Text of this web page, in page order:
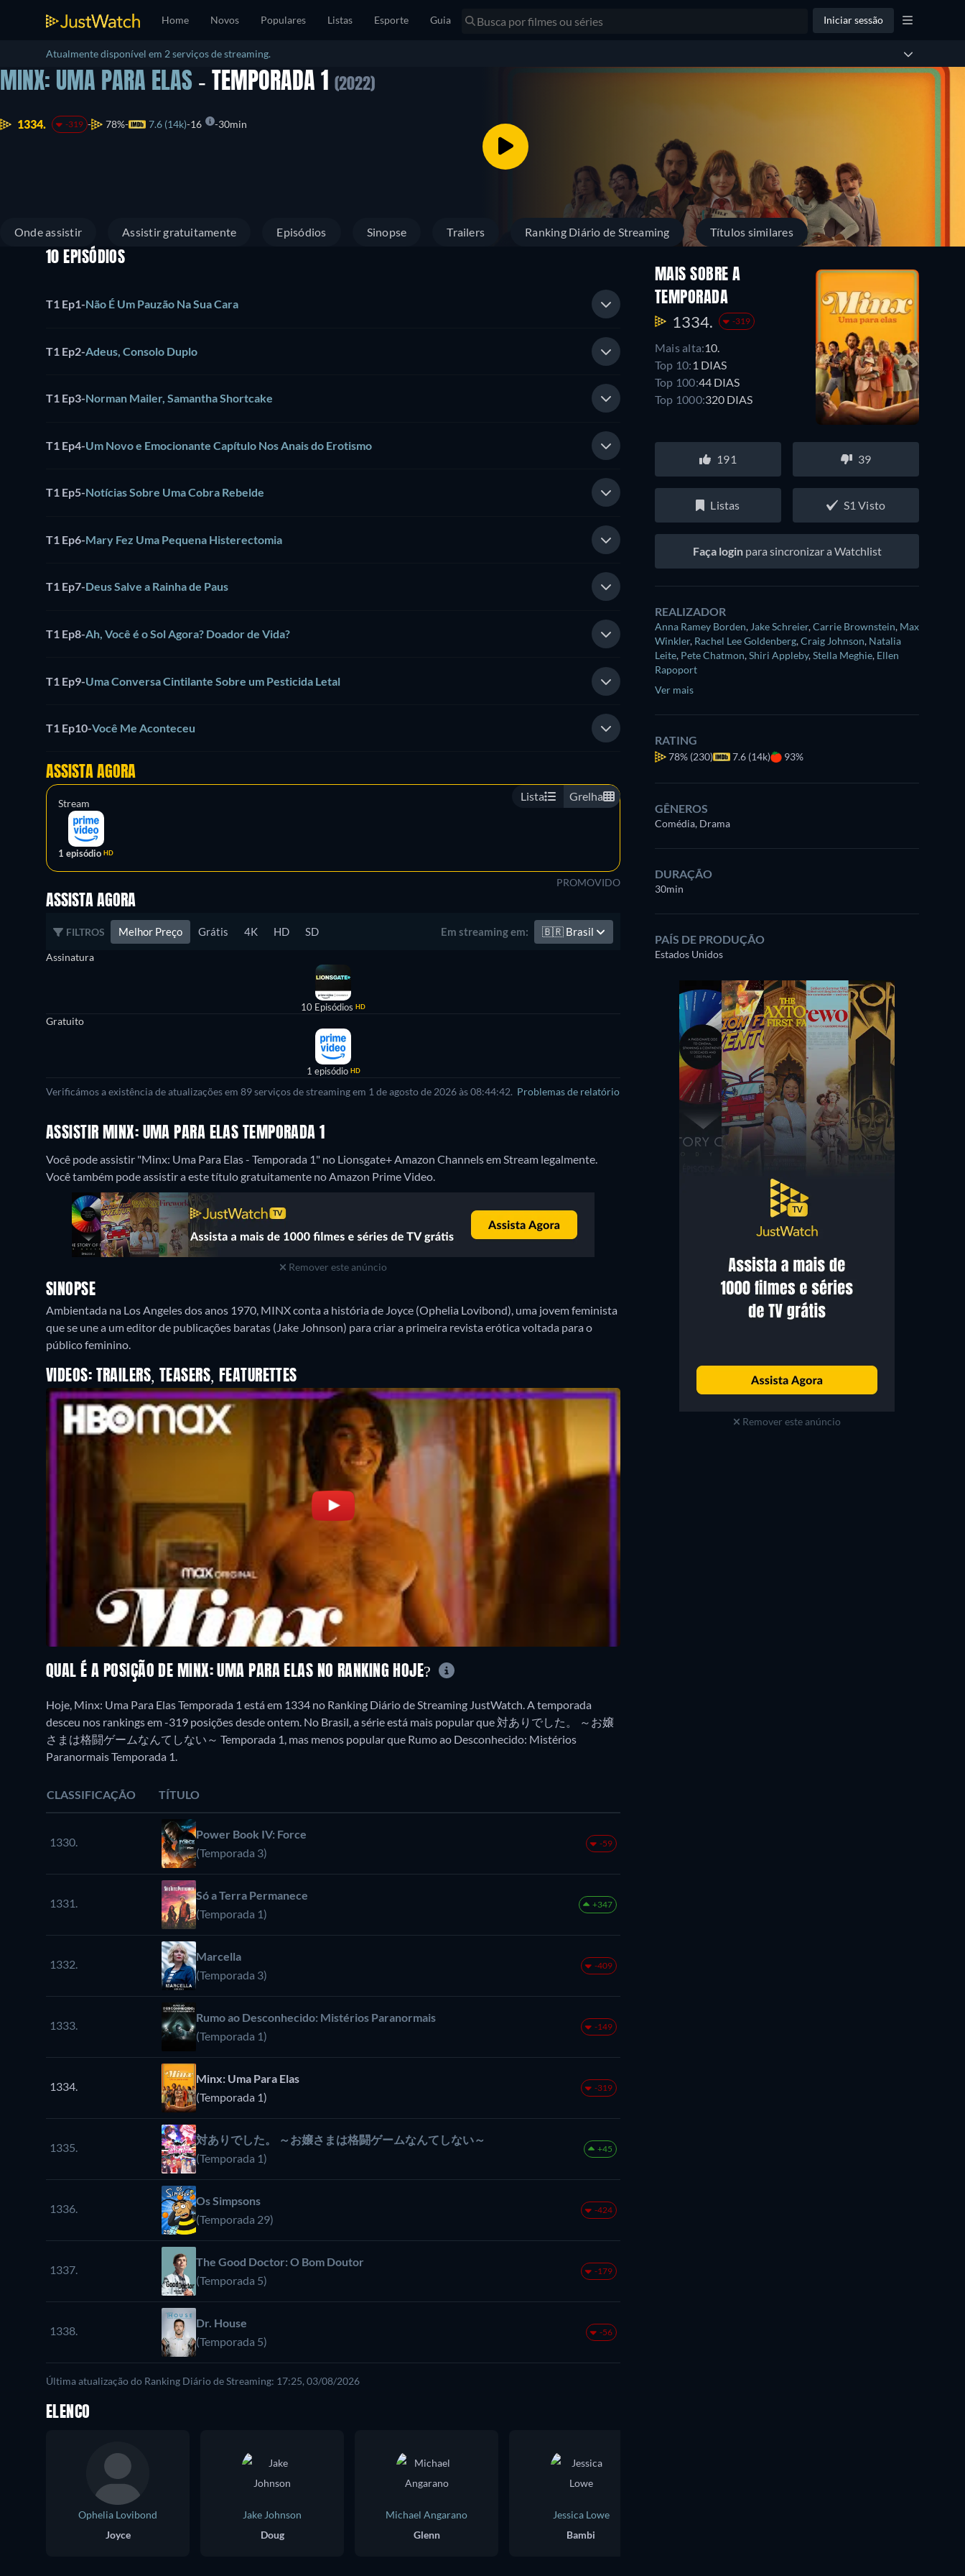
Home Novos Populares Listas Esporte Guia Iniciar sessão
Atualmente disponível em 2 serviços de streaming.
MINX: UMA PARA ELAS - TEMPORADA 1 (2022)
1334. -319 78% 7.6 (14k) 16 30min
Onde assistir Assistir gratuitamente Episódios Sinopse Trailers Ranking Diário de Streaming Títulos similares
10 EPISÓDIOS
T1 Ep1-Não É Um Pauzão Na Sua Cara
T1 Ep2-Adeus, Consolo Duplo
T1 Ep3-Norman Mailer, Samantha Shortcake
T1 Ep4-Um Novo e Emocionante Capítulo Nos Anais do Erotismo
T1 Ep5-Notícias Sobre Uma Cobra Rebelde
T1 Ep6-Mary Fez Uma Pequena Histerectomia
T1 Ep7-Deus Salve a Rainha de Paus
T1 Ep8-Ah, Você é o Sol Agora? Doador de Vida?
T1 Ep9-Uma Conversa Cintilante Sobre um Pesticida Letal
T1 Ep10-Você Me Aconteceu
Lista Grelha
ASSISTA AGORA
Stream
1 episódio HD
PROMOVIDO
ASSISTA AGORA
FILTROS Melhor Preço Grátis 4K HD SD Em streaming em: 🇧🇷 Brasil
Assinatura
10 Episódios HD
Gratuito
1 episódio HD
Verificámos a existência de atualizações em 89 serviços de streaming em 1 de agosto de 2026 às 08:44:42. Problemas de relatório
ASSISTIR MINX: UMA PARA ELAS TEMPORADA 1
Você pode assistir "Minx: Uma Para Elas - Temporada 1" no Lionsgate+ Amazon Channels em Stream legalmente.
Você também pode assistir a este título gratuitamente no Amazon Prime Video.
Remover este anúncio
SINOPSE
Ambientada na Los Angeles dos anos 1970, MINX conta a história de Joyce (Ophelia Lovibond), uma jovem feminista
que se une a um editor de publicações baratas (Jake Johnson) para criar a primeira revista erótica voltada para o
VIDEOS: TRAILERS, TEASERS, FEATURETTES
MAIS SOBRE A
TEMPORADA
1334. -319
Mais alta:10.
Top 10: 1 DIAS
Top 100:44 DIAS
Top 1000:320 DIAS
191 39
Listas S1 Visto
Faça loginpara sincronizar a Watchlist
REALIZADOR
Anna Ramey Borden, Jake Schreier,Carrie Brownstein, Max
Winkler, Rachel Lee Goldenberg,Craig Johnson, Natalia
Leite, Pete Chatmon,Shiri Appleby,Stella Meghie, Ellen
Rapoport
Ver mais
RATING
78% (230) 7.6 (14k) 93%
GÊNEROS
Comédia, Drama
DURAÇÃO
30min
PAÍS DE PRODUÇÃO
Estados Unidos
Remover este anúncio
QUAL É A POSIÇÃO DE MINX: UMA PARA ELAS NO RANKING HOJE?
Hoje, Minx: Uma Para Elas Temporada 1 está em 1334 no Ranking Diário de Streaming JustWatch. A temporada
desceu nos rankings em -319 posições desde ontem. No Brasil, a série está mais popular que 対ありでした。 ～お嬢
さまは格闘ゲームなんてしない～ Temporada 1, mas menos popular que Rumo ao Desconhecido: Mistérios
Paranormais Temporada 1.
CLASSIFICAÇÃO TÍTULO
1330.
Power Book IV: Force
(Temporada 3)
-59
1331.
Só a Terra Permanece
(Temporada 1)
+347
1332.
Marcella
(Temporada 3)
-409
1333.
Rumo ao Desconhecido: Mistérios Paranormais
(Temporada 1)
-149
1334.
Minx: Uma Para Elas
(Temporada 1)
-319
1335.
対ありでした。 ～お嬢さまは格闘ゲームなんてしない～
(Temporada 1)
+45
1336.
Os Simpsons
(Temporada 29)
-424
1337.
The Good Doctor: O Bom Doutor
(Temporada 5)
-179
1338.
Dr. House
(Temporada 5)
-56
Última atualização do Ranking Diário de Streaming: 17:25, 03/08/2026
ELENCO
Ophelia Lovibond
Joyce
Jake Johnson
Doug
Michael Angarano
Glenn
Jessica Lowe
Bambi